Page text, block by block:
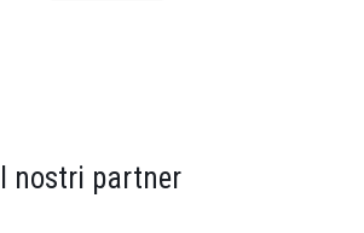
I nostri partner